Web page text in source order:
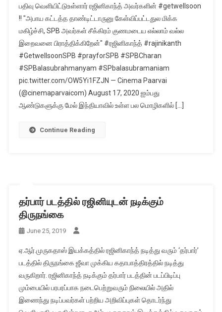
பதிவு வெளியிட்டுஉள்ளார் ரஜினிகாந்த் அவர்களின் #getwellsoon
!! "அபாய கட்டத்த தாண்டிட்டாருனு கேள்விப்பட்டதுல மிக்க
மகிழ்ச்சி, SPB அவர்கள் சீக்கிரம் குணமடைய எல்லாம் வல்ல
இறைவனை பிராத்திக்கிறேன்" #ரஜினிகாந்த் #rajinikanth
#GetwellsoonSPB #prayforSPB #SPBCharan
#SPBalasubrahmanyam #SPbalasubramaniam
pic.twitter.com/OW5Yi1FZJN — Cinema Paarvai
(@cinemaparvaicom) August 17, 2020 ஐம்பது
ஆண்டுகளுக்கு மேல் இந்தியாவில் உள்ள பல மொழிகளில் […]
Continue Reading
தர்பார் படத்தில் ரஜினியுடன் நடிக்கும்
திருநங்கை
June 25, 2019
ஏ.ஆர்.முருகதாஸ் இயக்கத்தில் ரஜினிகாந்த் நடித்து வரும் ‘தர்பார்’
படத்தில் திருநங்கை ஜீவா முக்கிய கதாபாத்திரத்தில் நடித்து
வருகிறார். ரஜினிகாந்த் நடிக்கும் தர்பார் படத்தின் படப்பிடிப்பு
மும்பையில் பரபரப்பாக நடைபெற்றுவரும் நிலையில் அதில்
இணைந்து நடிப்பவர்கள் பற்றிய அறிவிப்புகள் தொடர்ந்து